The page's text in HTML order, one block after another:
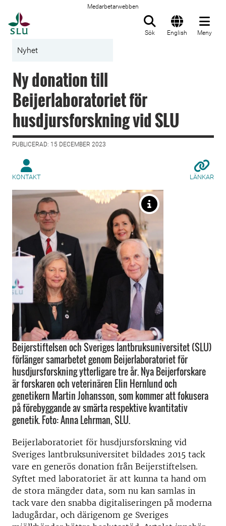
Medarbetarwebben
Sök English Meny
Nyhet
Ny donation till
Beijerlaboratoriet för
husdjursforskning vid SLU
PUBLICERAD: 15 DECEMBER 2023
KONTAKT LÄNKAR
Beijerstiftelsen och Sveriges lantbruksuniversitet (SLU)
förlänger samarbetet genom Beijerlaboratoriet för
husdjursforskning ytterligare tre år. Nya Beijerforskare
är forskaren och veterinären Elin Hernlund och
genetikern Martin Johansson, som kommer att fokusera
på förebyggande av smärta respektive kvantitativ
genetik. Foto: Anna Lehrman, SLU.
Beijerlaboratoriet för husdjursforskning vid
Sveriges lantbruksuniversitet bildades 2015 tack
vare en generös donation från Beijerstiftelsen.
Syftet med laboratoriet är att kunna ta hand om
de stora mängder data, som nu kan samlas in
tack vare den snabba digitaliseringen på moderna
ladugårdar, och därigenom ge Sveriges